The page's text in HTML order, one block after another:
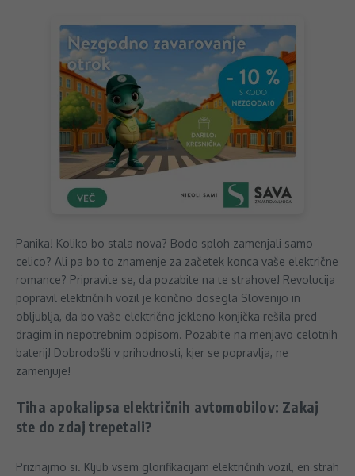
Panika! Koliko bo stala nova? Bodo sploh zamenjali samo
celico? Ali pa bo to znamenje za začetek konca vaše električne
romance? Pripravite se, da pozabite na te strahove! Revolucija
popravil električnih vozil je končno dosegla Slovenijo in
obljublja, da bo vaše električno jekleno konjička rešila pred
dragim in nepotrebnim odpisom. Pozabite na menjavo celotnih
baterij! Dobrodošli v prihodnosti, kjer se popravlja, ne
zamenjuje!
Tiha apokalipsa električnih avtomobilov: Zakaj
ste do zdaj trepetali?
Priznajmo si. Kljub vsem glorifikacijam električnih vozil, en strah